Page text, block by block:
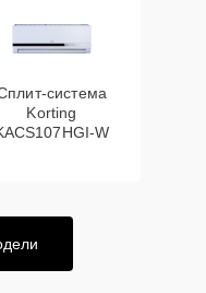
система
Korting
W